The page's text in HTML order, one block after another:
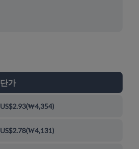
단가
US$2.93(₩4,354)
US$2.78(₩4,131)